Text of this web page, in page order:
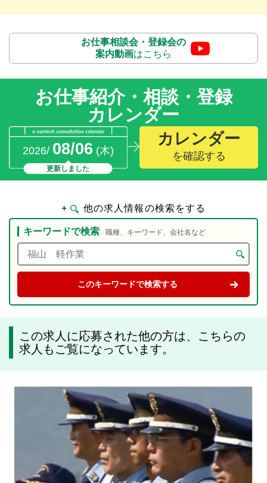
お仕事相談会・登録会の
案内動画はこちら
お仕事紹介・相談・登録
カレンダー
2026/ 08/06 (木)
更新しました
カレンダー
を確認する
+ 他の求人情報の検索をする
キーワードで検索 職種、キーワード、会社名など
この求人に応募された他の方は、こちらの
求人もご覧になっています。